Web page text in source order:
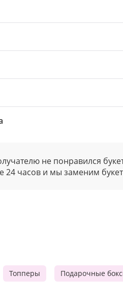
не понравился
24 часов и мы заменим
Топперы Подарочные